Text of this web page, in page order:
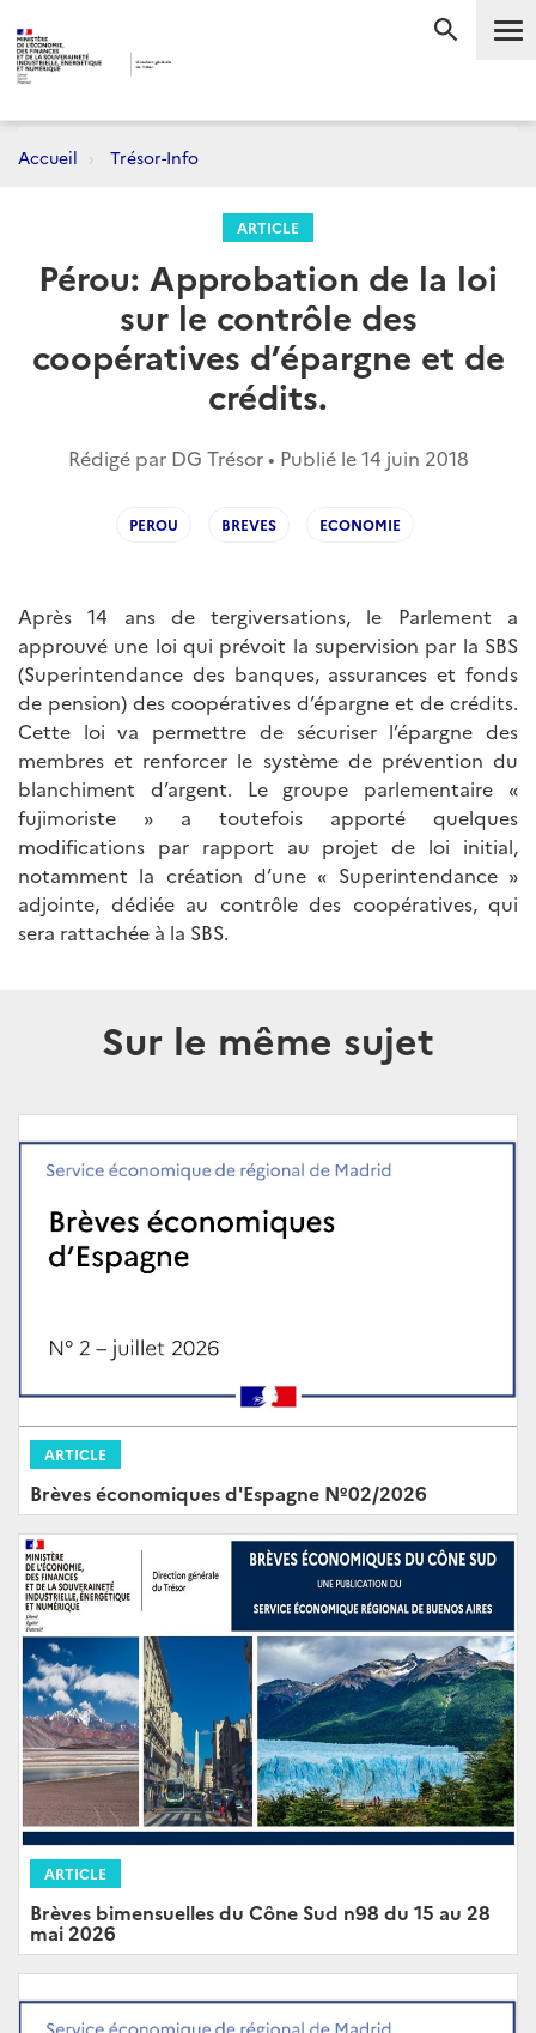
Accueil Trésor-Info
ARTICLE
Pérou: Approbation de la loi
sur le contrôle des
coopératives d’épargne et de
crédits.
Rédigé par DG Trésor • Publié le14 juin 2018
PEROU BREVES ECONOMIE
Après 14 ans de tergiversations, le Parlement a
approuvé une loi qui prévoit la supervision par la SBS
(Superintendance des banques, assurances et fonds
de pension) des coopératives d’épargne et de crédits.
Cette loi va permettre de sécuriser l’épargne des
membres et renforcer le système de prévention du
blanchiment d’argent. Le groupe parlementaire «
fujimoriste » a toutefois apporté quelques
modifications par rapport au projet de loi initial,
notamment la création d’une « Superintendance »
adjointe, dédiée au contrôle des coopératives, qui
sera rattachée à la SBS.
Sur le même sujet
ARTICLE
Brèves économiques d'Espagne Nº02/2026
ARTICLE
Brèves bimensuelles du Cône Sud n98 du 15 au 28
mai 2026